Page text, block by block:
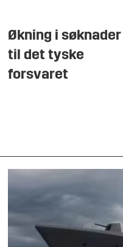
Økning i søknader
til det tyske
forsvaret